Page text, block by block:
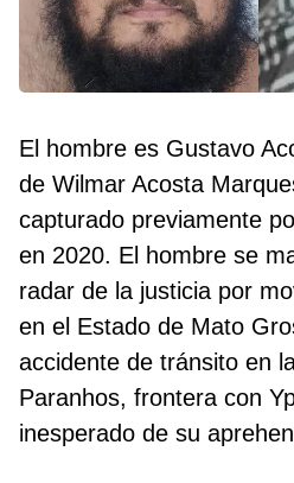
El hombre es Gustavo
de Wilmar Acosta
capturado previamente
en 2020. El hombre se
radar de la justicia por
en el Estado de Mato
accidente de tránsito en
Paranhos, frontera con
inesperado de su